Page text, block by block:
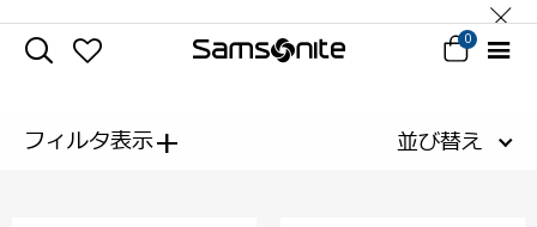
0
フィルタ表示+ 並び替え